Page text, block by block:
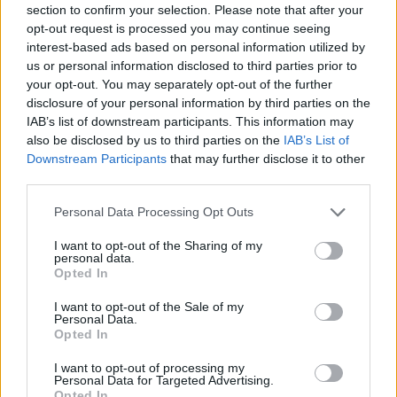
section to confirm your selection. Please note that after your
opt-out request is processed you may continue seeing
interest-based ads based on personal information utilized by
us or personal information disclosed to third parties prior to
your opt-out. You may separately opt-out of the further
disclosure of your personal information by third parties on the
IAB’s list of downstream participants. This information may
also be disclosed by us to third parties on the IAB’s List of
Downstream Participants that may further disclose it to other
Personal Data Processing Opt Outs
I want to opt-out of the Sharing of my
personal data.
Opted In
I want to opt-out of the Sale of my
Personal Data.
Opted In
I want to opt-out of processing my
Personal Data for Targeted Advertising.
συνεργασία τους
Ανακοίνωση για τη διακοπή της συνεργασίας τους
με τον συγγραφέα που προφυλακίστηκε για παιδική
πορνογραφία, Βασίλη Παπαθεοδώρου, εξέδωσαν οι
εκδόσεις Καστανιώτη.
Η ανακοίνωση:
μόλις πληροφορηθήκαν ότι βρίσκεται σε εξέλιξη
ποινική έρευνα από τις δικαστικές αρχές, για
Η απόφασή μας προστατεύει τα συμφέροντα της
μας και, πάνω από όλα, των αναγνωστών μας και